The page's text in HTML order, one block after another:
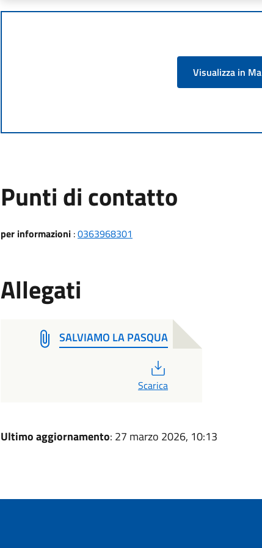
Visualizza in
Punti di contatto
per informazioni:0363968301
Allegati
SALVIAMO LA PASQUA
Scarica
Ultimo aggiornamento: 27 marzo 2026, 10:13